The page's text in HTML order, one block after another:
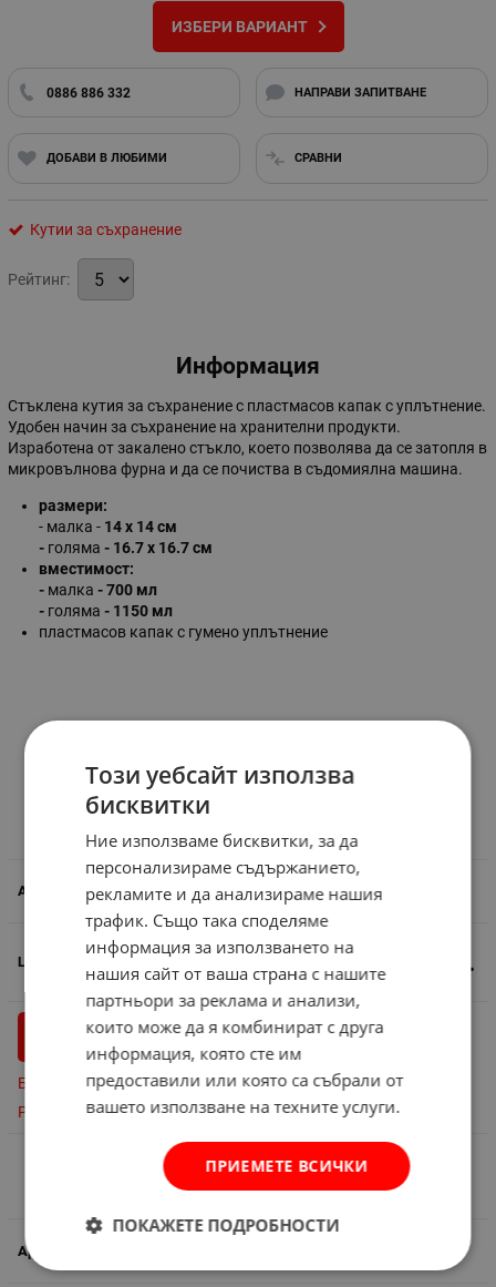
ИЗБЕРИ ВАРИАНТ
0886 886 332 НАПРАВИ ЗАПИТВАНЕ
ДОБАВИ В ЛЮБИМИ СРАВНИ
Кутии за съхранение
Рейтинг:
Информация
Стъклена кутия за съхранение с пластмасов капак с уплътнение.
Удобен начин за съхранение на хранителни продукти.
Изработена от закалено стъкло, което позволява да се затопля в
микровълнова фурна и да се почиства в съдомиялна машина.
размери:
- малка - 14 х 14 см
- голяма - 16.7 х 16.7 см
вместимост:
- малка - 700 мл
- голяма - 1150 мл
пластмасов капак с гумено уплътнение
585263
Стъклена кутия LAV - малка
3.60€ лв.
бр. КУПИ
Бърза поръчка
Резервирай
Стъклена кутия LAV - голяма
Сравни
Този уебсайт използва
бисквитки
Ние използваме бисквитки, за да
персонализираме съдържанието,
рекламите и да анализираме нашия
трафик. Също така споделяме
информация за използването на
нашия сайт от ваша страна с нашите
партньори за реклама и анализи,
които може да я комбинират с друга
информация, която сте им
предоставили или която са събрали от
вашето използване на техните услуги.
ПРИЕМЕТЕ ВСИЧКИ
ПОКАЖЕТЕ ПОДРОБНОСТИ